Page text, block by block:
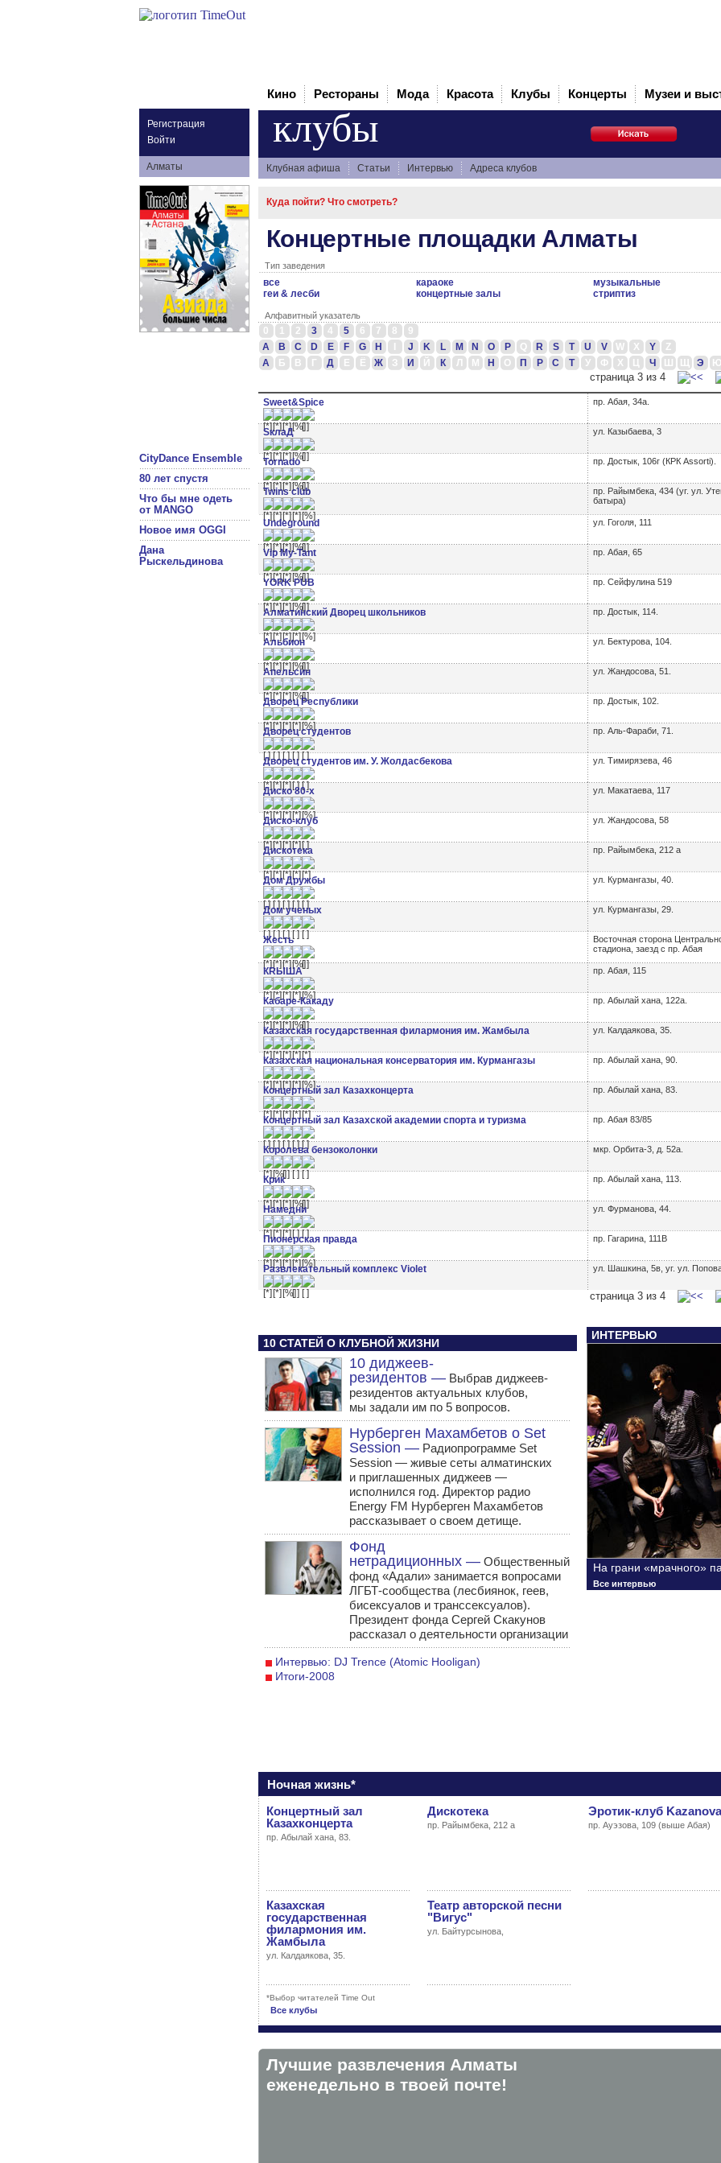
Регистрация
Войти
Алматы
CityDance Ensemble
80 лет спустя
Что бы мне одеть
от MANGO
Новое имя OGGI
Дана
Рыскельдинова
Кино Рестораны Мода Красота Клубы Концерты Музеи и
клубы
Клубная афиша Статьи Интервью Адреса клубов
Куда пойти? Что смотреть?
Концертные площадки Алматы
Тип заведения
все
геи & лесби
караоке
концертные залы
музыкальные
стриптиз
Алфавитный указатель
0 1 2 3 4 5 6 7 8
9
A
B C D E F G H J K L M N O P Q R S T U V W X Y
Z
А
Б В Г Д Е Ё Ж З И Й К Л М Н О П Р С Т У Ф Х Ц Ч Ш Щ Э Ю
страница 3 из 4
Sweet&Spice пр. Абая, 34а.
SклаД ул. Казыбаева, 3
Tornado пр. Достык, 106г (КРК Assorti).
Twins club
пр. Райымбека, 434 (уг. ул.
батыра)
Undeground ул. Гоголя, 111
Vip My-Tant пр. Абая, 65
YORK PUB пр. Сейфулина 519
Алматинский Дворец школьников пр. Достык, 114.
Альбион ул. Бектурова, 104.
Апельсин ул. Жандосова, 51.
Дворец Республики пр. Достык, 102.
Дворец студентов пр. Аль-Фараби, 71.
Дворец студентов им. У. Жолдасбекова ул. Тимирязева, 46
Диско 80-х ул. Макатаева, 117
Диско-клуб ул. Жандосова, 58
Дискотека пр. Райымбека, 212 а
Дом Дружбы ул. Курмангазы, 40.
Дом ученых ул. Курмангазы, 29.
Жесть
Восточная сторона
стадиона, заезд с пр. Абая
КRЫША пр. Абая, 115
Кабаре-Какаду пр. Абылай хана, 122а.
Казахская государственная филармония им. Жамбыла ул. Калдаякова, 35.
Казахская национальная консерватория им. Курмангазы пр. Абылай хана, 90.
Концертный зал Казахконцерта пр. Абылай хана, 83.
Концертный зал Казахской академии спорта и туризма пр. Абая 83/85
Королева бензоколонки мкр. Орбита-3, д. 52а.
Крик пр. Абылай хана, 113.
Намедни ул. Фурманова, 44.
Пионерская правда пр. Гагарина, 111В
Развлекательный комплекс Violet ул. Шашкина, 5в, уг. ул.
страница 3 из 4
10 СТАТЕЙ О КЛУБНОЙ ЖИЗНИ
10 диджеев-
резидентов —Выбрав диджеев-
резидентов актуальных клубов,
мы задали им по 5 вопросов.
Нурберген Махамбетов о Set
Session —Радиопрограмме Set
Session — живые сеты алматинских
и приглашенных диджеев —
исполнился год. Директор радио
Energy FM Нурберген Махамбетов
рассказывает о своем детище.
Фонд
нетрадиционных —Общественный
фонд «Адали» занимается вопросами
ЛГБТ-сообщества (лесбиянок, геев,
бисексуалов и транссексуалов).
Президент фонда Сергей Скакунов
рассказал о деятельности организации
Интервью: DJ Trence (Atomic Hooligan)
Итоги-2008
ИНТЕРВЬЮ
На грани «мрачного»
Все интервью
Ночная жизнь*
Концертный зал
Казахконцерта
пр. Абылай хана, 83.
Дискотека
пр. Райымбека, 212 а
Эротик-клуб Kazanova
пр. Ауэзова, 109 (выше Абая)
Казахская
государственная
филармония им.
Жамбыла
ул. Калдаякова, 35.
Театр авторской песни
"Вигус"
ул. Байтурсынова,
*Выбор читателей Time Out
Все клубы
Лучшие развлечения Алматы
eженедельно в твоей почте!